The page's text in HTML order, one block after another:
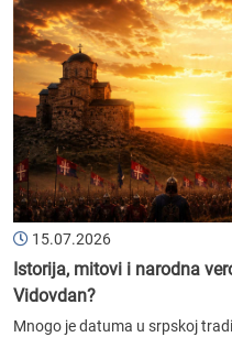
15.07.2026
Istorija, mitovi i narodna
Vidovdan?
Mnogo je datuma u srpskoj